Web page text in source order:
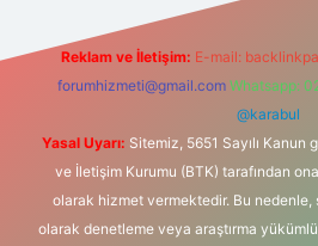
Reklam ve İletişim: E-mail:
forumhizmeti@gmail.com Whatsapp:
@karabul
Yasal Uyarı: Sitemiz, 5651 Sayılı
ve İletişim Kurumu (BTK) tarafından
olarak hizmet vermektedir. Bu
olarak denetleme veya araştırma